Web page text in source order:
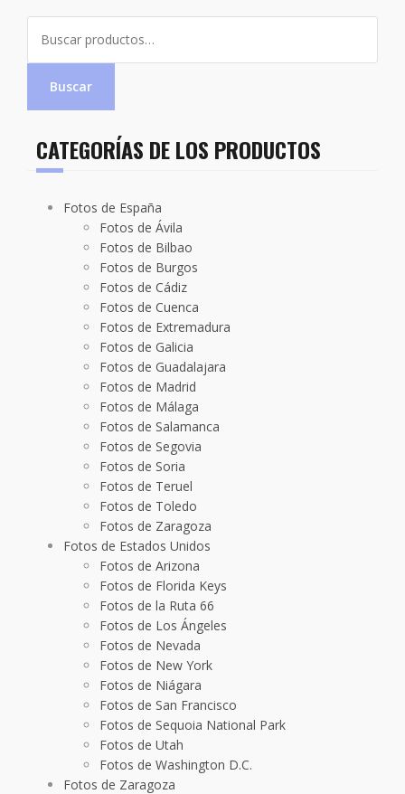
por:
Buscar
CATEGORÍAS DE LOS PRODUCTOS
Fotos de España
Fotos de Ávila
Fotos de Bilbao
Fotos de Burgos
Fotos de Cádiz
Fotos de Cuenca
Fotos de Extremadura
Fotos de Galicia
Fotos de Guadalajara
Fotos de Madrid
Fotos de Málaga
Fotos de Salamanca
Fotos de Segovia
Fotos de Soria
Fotos de Teruel
Fotos de Toledo
Fotos de Zaragoza
Fotos de Estados Unidos
Fotos de Arizona
Fotos de Florida Keys
Fotos de la Ruta 66
Fotos de Los Ángeles
Fotos de Nevada
Fotos de New York
Fotos de Niágara
Fotos de San Francisco
Fotos de Sequoia National Park
Fotos de Utah
Fotos de Washington D.C.
Fotos de Zaragoza